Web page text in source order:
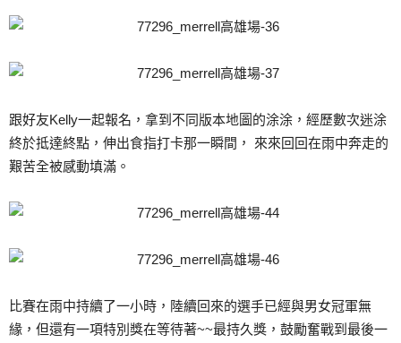
跟好友Kelly一起報名，拿到不同版本地圖的涂涂，經歷數次迷涂
終於抵達終點，伸出食指打卡那一瞬間， 來來回回在雨中奔走的
艱苦全被感動填滿。
比賽在雨中持續了一小時，陸續回來的選手已經與男女冠軍無
緣，但還有一項特別獎在等待著~~最持久獎，鼓勵奮戰到最後一